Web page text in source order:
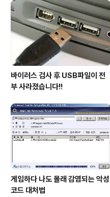
바이러스 검사 후 USB파일이 전
부 사라졌습니다!!
게임하다 나도 몰래 감염되는 악성
코드 대처법